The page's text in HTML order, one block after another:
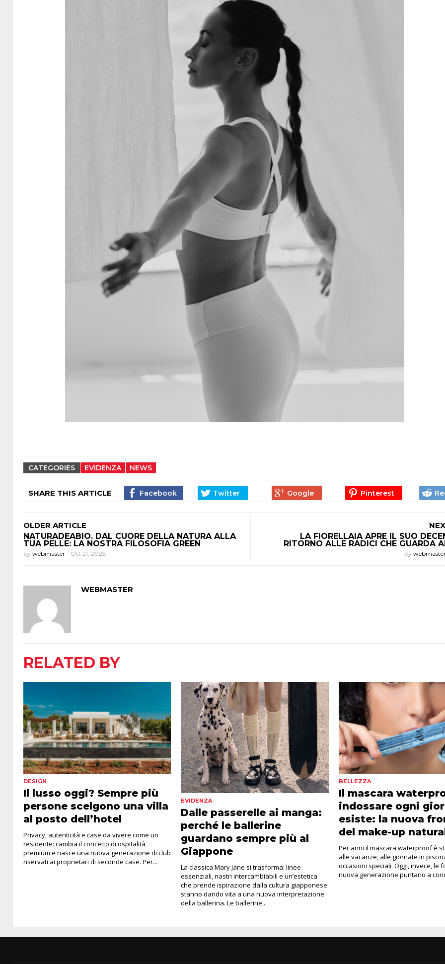
CATEGORIES EVIDENZA NEWS
SHARE THIS ARTICLE
OLDER ARTICLE
NATURADEABIO. DAL CUORE DELLA NATURA ALLA
TUA PELLE: LA NOSTRA FILOSOFIA GREEN
by webmaster - Ott 21, 2025
LA FIORELLAIA APRE IL SUO
RITORNO ALLE RADICI CHE GUARDA
by
WEBMASTER
RELATED BY
DESIGN
Il lusso oggi? Sempre più
persone scelgono una villa
al posto dell’hotel
Privacy, autenticità e case da vivere come un
residente: cambia il concetto di ospitalità
premium e nasce una nuova generazione di club
riservati ai proprietari di seconde case. Per...
EVIDENZA
Dalle passerelle ai manga:
perché le ballerine
guardano sempre più al
Giappone
La classica Mary Jane si trasforma: linee
essenziali, nastri intercambiabili e un’estetica
che prende ispirazione dalla cultura giapponese
stanno dando vita a una nuova interpretazione
della ballerina. Le ballerine...
BELLEZZA
Il mascara
indossare ogni
esiste: la nuova
del make-up
Per anni il mascara waterproof è
alle vacanze, alle giornate in
occasioni speciali. Oggi, invece, le
nuova generazione puntano a